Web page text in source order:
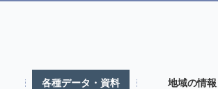
各種データ・資料 地域の情報